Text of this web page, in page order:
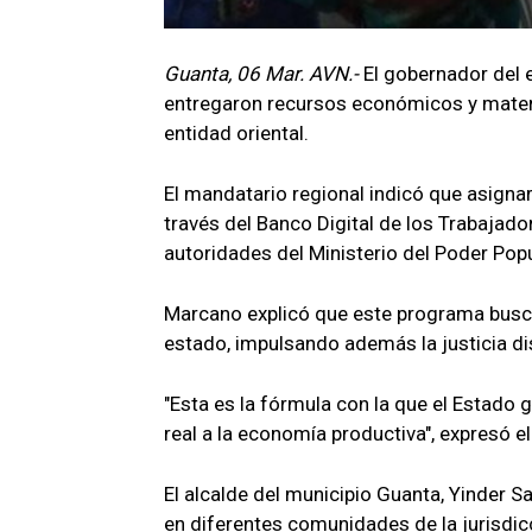
Guanta, 06 Mar. AVN.- El gobernador del
entregaron recursos económicos y
entidad oriental.
El mandatario regional indicó que
través del Banco Digital de los
autoridades del Ministerio del Poder
Marcano explicó que este programa
estado, impulsando además la justicia
"Esta es la fórmula con la que el Estado
real a la economía productiva", expresó
El alcalde del municipio Guanta, Yinder
en diferentes comunidades de la